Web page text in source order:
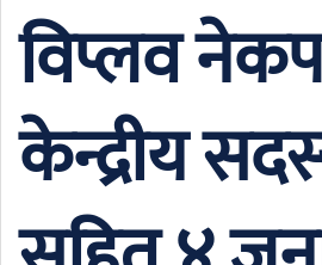
विप्लव
केन्द्रीय